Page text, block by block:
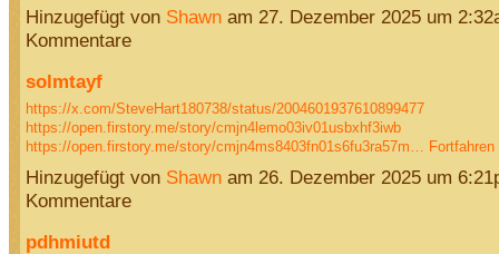
Hinzugefügt von Shawnam 27. Dezember 2025 um
Kommentare
solmtayf
https://x.com/SteveHart180738/status/2004601937610899477
https://open.firstory.me/story/cmjn4lemo03iv01usbxhf3iwb
https://open.firstory.me/story/cmjn4ms8403fn01s6fu3ra57m…
Fortfahren
Hinzugefügt von Shawnam 26. Dezember 2025 um
Kommentare
pdhmiutd